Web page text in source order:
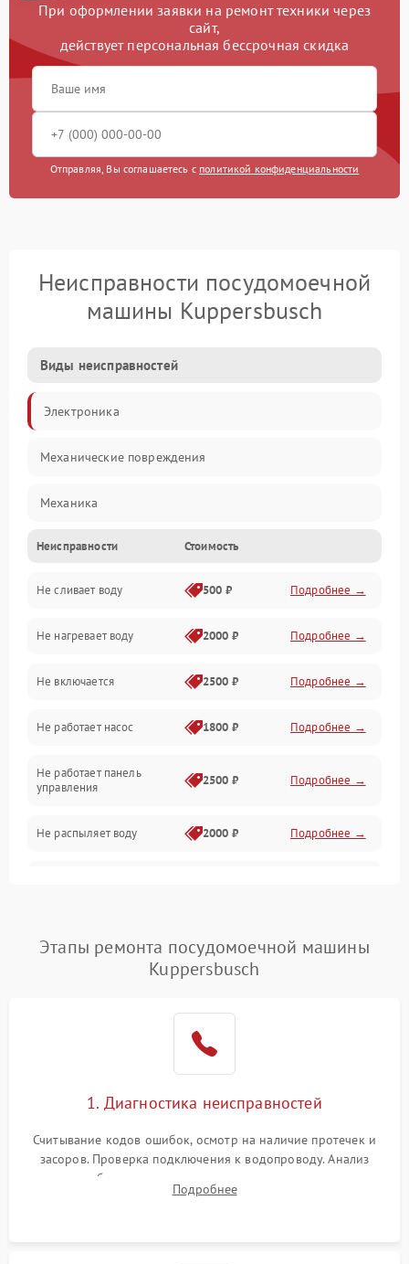
При оформлении заявки на ремонт техники через
сайт,
действует персональная бессрочная скидка
Отправляя, Вы соглашаетесь с политикой конфиденциальности
Неисправности посудомоечной
машины Kuppersbusch
Виды неисправностей
Электроника
Механические повреждения
Механика
Управление
Электропитание
Датчики
Нагрев
Вода
Гигиена
Программное обеспечение
Неисправности Стоимость
Не сливает воду 500 ₽ Подробнее →
Не нагревает воду 2000 ₽ Подробнее →
Не включается 2500 ₽ Подробнее →
Не работает насос 1800 ₽ Подробнее →
Не работает панель
управления
2500 ₽ Подробнее →
Не распыляет воду 2000 ₽ Подробнее →
Проблемы с набором
воды
1800 ₽ Подробнее →
1700 ₽
циркуляционным насосом
2100 ₽ Подробнее →
Этапы ремонта посудомоечной машины
Kuppersbusch
1. Диагностика неисправностей
Считывание кодов ошибок, осмотр на наличие протечек и
засоров. Проверка подключения к водопроводу. Анализ
жалоб на отсутствие слива, нагрева, вращения
разбрызгивателей или срабатывание системы защиты
Подробнее